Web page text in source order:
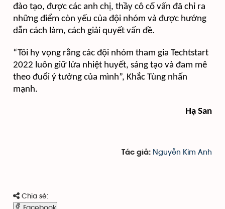
đào tạo, được các anh chị, thầy cô cố vấn đã chỉ ra
những điểm còn yếu của đội nhóm và được hướng
dẫn cách làm, cách giải quyết vấn đề.
“Tôi hy vọng rằng các đội nhóm tham gia Techtstart
2022 luôn giữ lửa nhiệt huyết, sáng tạo và đam mê
theo đuổi ý tưởng của mình”, Khắc Tùng nhấn
mạnh.
Hạ San
Tác giả: Nguyễn Kim Anh
Chia sẻ: